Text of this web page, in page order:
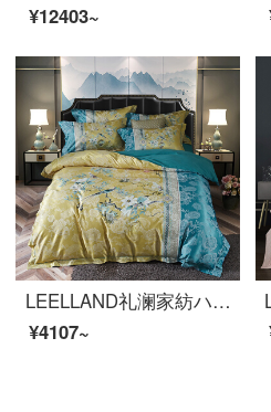
¥12403~
LEELLAND礼澜家紡ハイエンドヨーロッパ装飾美花プリント研磨寝具四点セット純綿厚い保温ベッドセット花に魅せられた顔-黄1.8-22.0メートルベッド/220*240 cm
¥4107~